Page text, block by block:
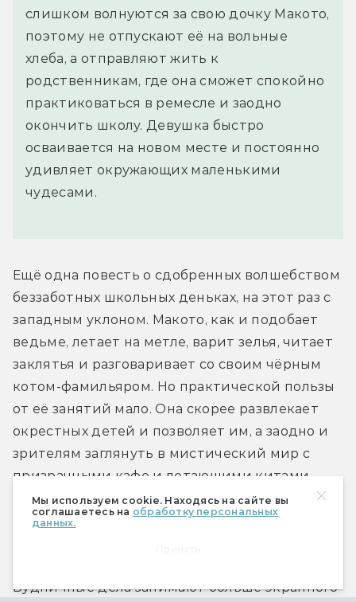
Мы используем cookie. Находясь на сайте вы
соглашаетесь на обработку персональных
данных.
слишком волнуются за свою дочку Макото,
поэтому не отпускают её на вольные
хлеба, а отправляют жить к
родственникам, где она сможет спокойно
практиковаться в ремесле и заодно
окончить школу. Девушка быстро
осваивается на новом месте и постоянно
удивляет окружающих маленькими
чудесами.
Ещё одна повесть о сдобренных волшебством
беззаботных школьных деньках, на этот раз с
западным уклоном. Макото, как и подобает
ведьме, летает на метле, варит зелья, читает
заклятья и разговаривает со своим чёрным
котом-фамильяром. Но практической пользы
от её занятий мало. Она скорее развлекает
окрестных детей и позволяет им, а заодно и
зрителям заглянуть в мистический мир с
призрачными кафе и летающими китами,
зачарованными конфетами и шумной роднёй,
способной телепортироваться прямо к тебе
Будничные дела занимают больше экранного